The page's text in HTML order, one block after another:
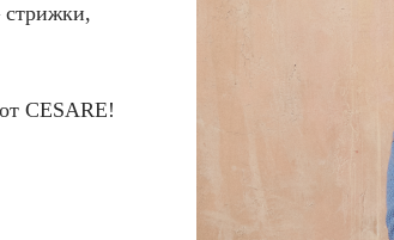
CESARE!